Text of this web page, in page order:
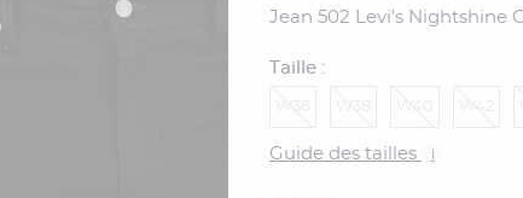
Jean 502 Levi's Nightshine
Taille :
Guide des tailles i